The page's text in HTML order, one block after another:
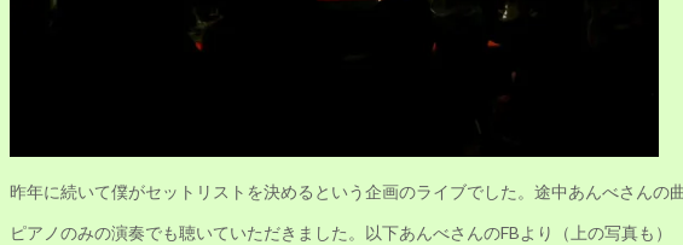
昨年に続いて僕がセットリストを決めるという企画のライブでした。途中あんべさんの
ピアノのみの演奏でも聴いていただきました。以下あんべさんのFBより（上の写真も）